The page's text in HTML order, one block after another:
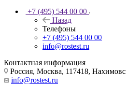
+7 (495) 544 00 00
Назад
Телефоны
+7 (495) 544 00 00
info@rostest.ru
Контактная информация
Россия, Москва, 117418,
info@rostest.ru